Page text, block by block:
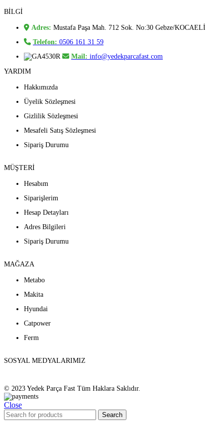
BİLGİ
Adres: Mustafa Paşa Mah. 712 Sok. No:30 Gebze/KOCAELİ
Telefon: 0506 161 31 59
Mail: info@yedekparcafast.com
YARDIM
Hakkımızda
Üyelik Sözleşmesi
Gizlilik Sözleşmesi
Mesafeli Satış Sözleşmesi
Sipariş Durumu
MÜŞTERİ
Hesabım
Siparişlerim
Hesap Detayları
Adres Bilgileri
Sipariş Durumu
MAĞAZA
Metabo
Makita
Hyundai
Catpower
Ferm
SOSYAL MEDYALARIMIZ
© 2023 Yedek Parça Fast Tüm Haklara Saklıdır.
Close
Search